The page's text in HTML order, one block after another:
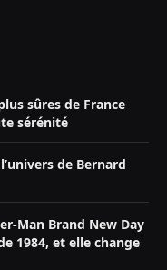
sûres de France
sérénité
de Bernard
Man Brand New Day
1984, et elle change